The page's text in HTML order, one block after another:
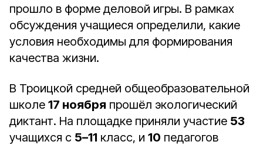
прошло в форме деловой игры. В рамках
обсуждения учащиеся определили, какие
условия необходимы для формирования
качества жизни.
В Троицкой средней общеобразовательной
школе 17 ноября прошёл экологический
диктант. На площадке приняли участие 53
учащихся с 5–11 класс, и 10 педагогов